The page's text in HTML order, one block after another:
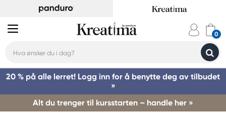
20 % på alle lerret! Logg inn for å benytte deg av tilbudet
»
Alt du trenger til kursstarten – handle her »